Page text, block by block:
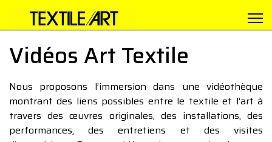
Vidéos Art Textile
Nous proposons l’immersion dans une vidéothèque
montrant des liens possibles entre le textile et l’art à
travers des œuvres originales, des installations, des
performances, des entretiens et des visites